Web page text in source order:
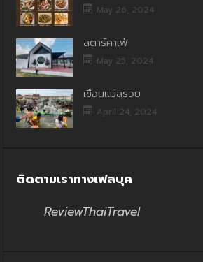
May 26, 2024
สตาร์คาเฟ่
May 25, 2024
เขื่อนแม่สรวย
April 24, 2024
ติดตามเราทางเฟสบุค
ReviewThaiTravel